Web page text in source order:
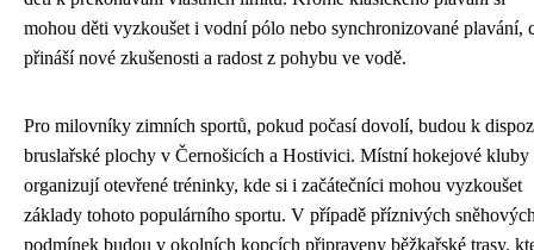
mohou děti vyzkoušet i vodní pólo nebo synchronizované plavání,
přináší nové zkušenosti a radost z pohybu ve vodě.
Pro milovníky zimních sportů, pokud počasí dovolí, budou k
bruslařské plochy v Černošicích a Hostivici. Místní hokejové kluby
organizují otevřené tréninky, kde si i začátečníci mohou vyzkoušet
základy tohoto populárního sportu. V případě příznivých
podmínek budou v okolních kopcích připraveny běžkařské trasy,